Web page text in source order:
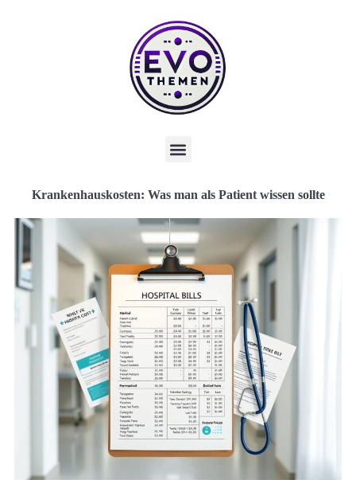
Krankenhauskosten: Was man als Patient wissen sollte